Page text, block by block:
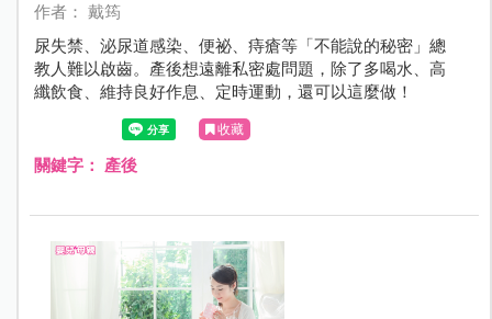
作者： 戴筠
尿失禁、泌尿道感染、便祕、痔瘡等「不能說的秘密」總
教人難以啟齒。產後想遠離私密處問題，除了多喝水、高
纖飲食、維持良好作息、定時運動，還可以這麼做！
收藏
關鍵字： 產後